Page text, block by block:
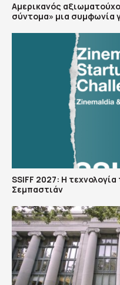
Αμερικανός
σύντομα» μια συμφωνία
SSIFF 2027: Η
Σεμπαστιάν